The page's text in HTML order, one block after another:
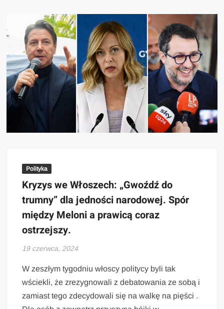
Polityka
Kryzys we Włoszech: „Gwoźdź do
trumny” dla jedności narodowej. Spór
między Meloni a prawicą coraz
ostrzejszy.
19 czerwca, 2024
W zeszłym tygodniu włoscy politycy byli tak
wściekli, że zrezygnowali z debatowania ze sobą i
zamiast tego zdecydowali się na walkę na pięści .